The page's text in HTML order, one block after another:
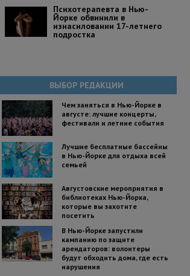
Психотерапевта в Нью-
Йорке обвинили в
изнасиловании 17-летнего
подростка
ВЫБОР РЕДАКЦИИ
Чем заняться в Нью-Йорке в
августе: лучшие концерты,
фестивали и летние события
Лучшие бесплатные бассейны
в Нью-Йорке для отдыха всей
семьей
Августовские мероприятия в
библиотеках Нью-Йорка,
которые вы захотите
посетить
В Нью-Йорке запустили
кампанию по защите
арендаторов: волонтеры
будут обходить дома, где есть
нарушения